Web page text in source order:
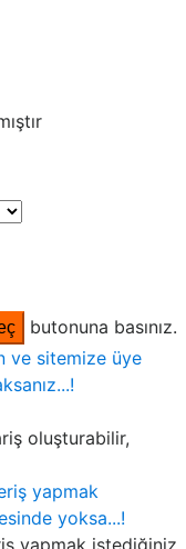
butonuna basınız.
ve sitemize üye
oluşturabilir,
yapmak
yoksa...!
yapmak istediğiniz